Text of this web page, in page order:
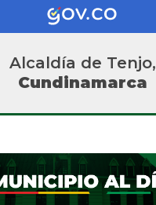
Alcaldía de Tenjo,
Cundinamarca